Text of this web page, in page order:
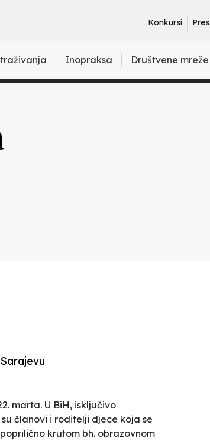
Konkursi
Inopraksa Društvene mreže
marta. U BiH, isključivo
članovi i roditelji djece koja se
krutom bh. obrazovnom